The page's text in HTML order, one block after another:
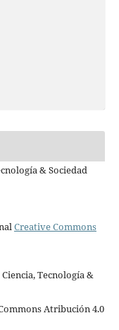
& Sociedad
Creative Commons
Tecnología &
Atribución 4.0